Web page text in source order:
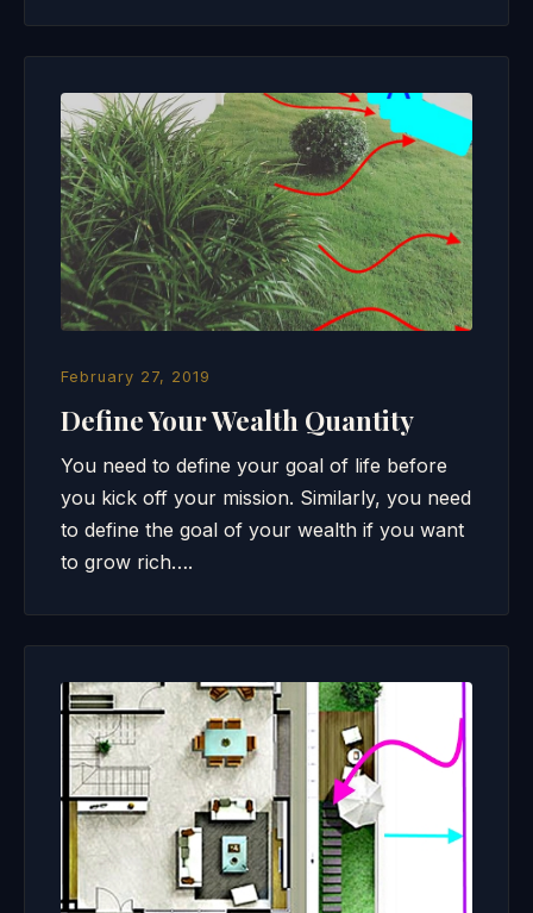
February 27, 2019
Define Your Wealth Quantity
You need to define your goal of life before
you kick off your mission. Similarly, you need
to define the goal of your wealth if you want
to grow rich….